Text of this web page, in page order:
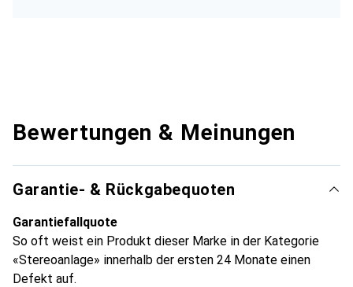
Bewertungen & Meinungen
Garantie- & Rückgabequoten
Garantiefallquote
So oft weist ein Produkt dieser Marke in der Kategorie
«Stereoanlage» innerhalb der ersten 24 Monate einen
Defekt auf.